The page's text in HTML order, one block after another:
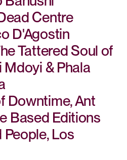
Centre
D'Agostin
Tattered Soul of
Mdoyi & Phala
Downtime, Ant
Based Editions
Los